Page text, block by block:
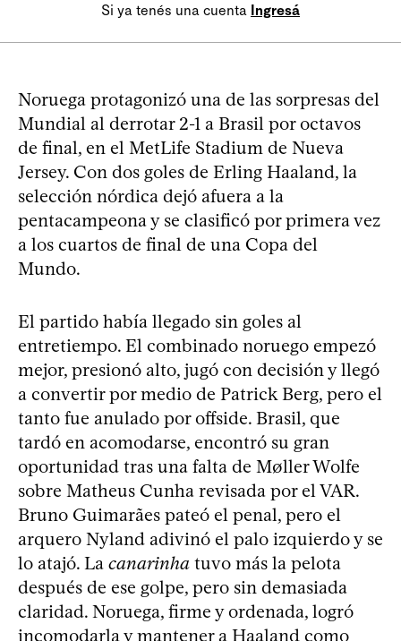
Si ya tenés una cuenta Ingresá
Noruega protagonizó una de las sorpresas del
Mundial al derrotar 2-1 a Brasil por octavos
de final, en el MetLife Stadium de Nueva
Jersey. Con dos goles de Erling Haaland, la
selección nórdica dejó afuera a la
pentacampeona y se clasificó por primera vez
a los cuartos de final de una Copa del
Mundo.
El partido había llegado sin goles al
entretiempo. El combinado noruego empezó
mejor, presionó alto, jugó con decisión y llegó
a convertir por medio de Patrick Berg, pero el
tanto fue anulado por offside. Brasil, que
tardó en acomodarse, encontró su gran
oportunidad tras una falta de Møller Wolfe
sobre Matheus Cunha revisada por el VAR.
Bruno Guimarães pateó el penal, pero el
arquero Nyland adivinó el palo izquierdo y se
lo atajó. La canarinha tuvo más la pelota
después de ese golpe, pero sin demasiada
claridad. Noruega, firme y ordenada, logró
incomodarla y mantener a Haaland como